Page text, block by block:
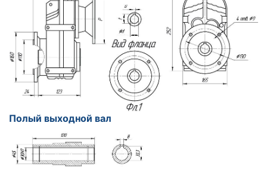
Полый выходной вал